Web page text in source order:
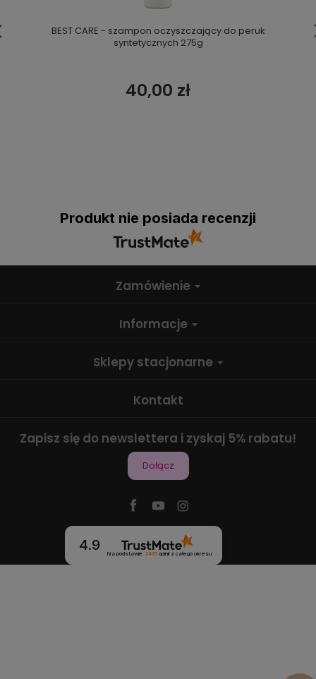
BEST CARE - szampon oczyszczający do peruk
syntetycznych 275g
40,00 zł
Produkt nie posiada recenzji
Zamówienie
Informacje
Sklepy stacjonarne
Kontakt
Zapisz się do newslettera i zyskaj 5% rabatu!
Dołącz
4.9
Na podstawie 2470opinii z całego okresu